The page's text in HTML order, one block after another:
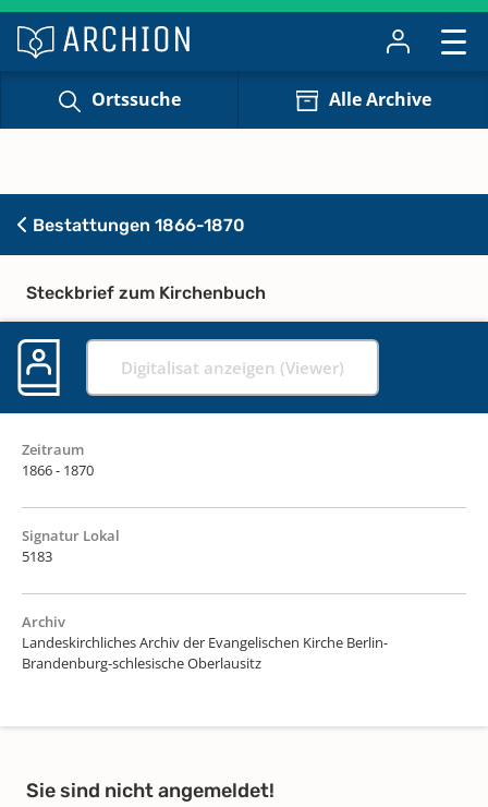
Ortssuche Alle Archive
Bestattungen 1866-1870
Steckbrief zum Kirchenbuch
Digitalisat anzeigen (Viewer)
Zeitraum
1866 - 1870
Signatur Lokal
5183
Archiv
Landeskirchliches Archiv der Evangelischen Kirche Berlin-
Brandenburg-schlesische Oberlausitz
Sie sind nicht angemeldet!